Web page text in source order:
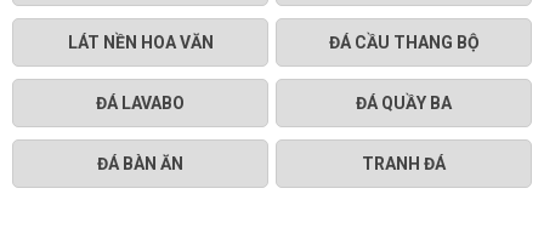
LÁT NỀN HOA VĂN ĐÁ CẦU THANG BỘ
ĐÁ LAVABO ĐÁ QUẦY BA
ĐÁ BÀN ĂN TRANH ĐÁ